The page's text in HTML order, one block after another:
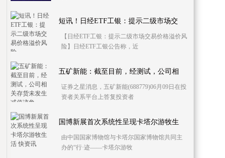
短讯！日经ETF工银：提示二级市场交
【日经ETF工银：提示二级市场交易价格溢价风
险】日经ETF工银公告称，近
五矿新能：截至目前，经测试，公司相
证券之星消息，五矿新能(688779)06月09日在投
资者关系平台上答复投资者
国博新展首次系统性呈现卡塔尔游牧生
由中国国家博物馆与卡塔尔国家博物馆共同主
办的“行·迹——卡塔尔游牧